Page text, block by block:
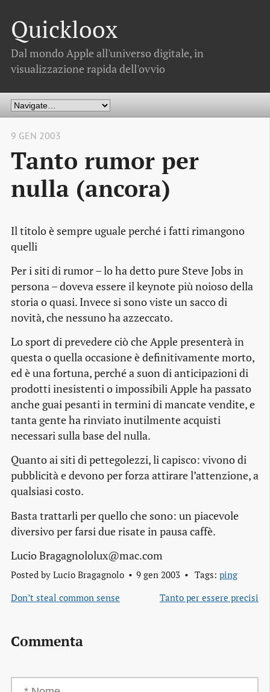
Quickloox
Dal mondo Apple all'universo digitale, in
visualizzazione rapida dell'ovvio
9 GEN 2003
Tanto rumor per
nulla (ancora)
Il titolo è sempre uguale perché i fatti rimangono
quelli
Per i siti di rumor – lo ha detto pure Steve Jobs in
persona – doveva essere il keynote più noioso della
storia o quasi. Invece si sono viste un sacco di
novità, che nessuno ha azzeccato.
Lo sport di prevedere ciò che Apple presenterà in
questa o quella occasione è definitivamente morto,
ed è una fortuna, perché a suon di anticipazioni di
prodotti inesistenti o impossibili Apple ha passato
anche guai pesanti in termini di mancate vendite, e
tanta gente ha rinviato inutilmente acquisti
necessari sulla base del nulla.
Quanto ai siti di pettegolezzi, li capisco: vivono di
pubblicità e devono per forza attirare l’attenzione, a
qualsiasi costo.
Basta trattarli per quello che sono: un piacevole
diversivo per farsi due risate in pausa caffè.
Lucio Bragagnololux@mac.com
Posted by Lucio Bragagnolo 9 gen 2003 Tags: ping
Don’t steal common sense
Tanto per essere precisi
Commenta